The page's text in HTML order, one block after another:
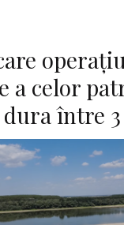
a celor
între